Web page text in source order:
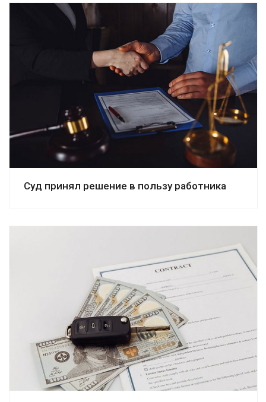
Смотреть дело
Суд принял решение в пользу работника
Смотреть дело